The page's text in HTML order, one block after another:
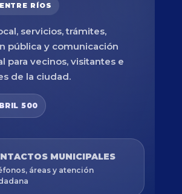
RÍOS
servicios, trámites,
pública y comunicación
para vecinos, visitantes e
de la ciudad.
500
MUNICIPALES
áreas y atención